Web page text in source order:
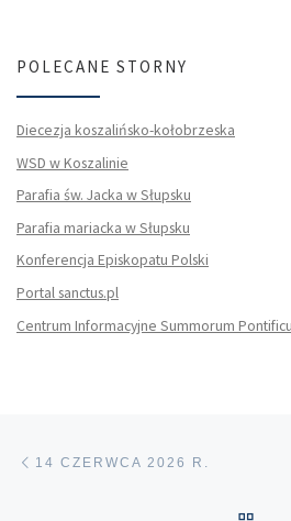
POLECANE STORNY
Diecezja koszalińsko-kołobrzeska
WSD w Koszalinie
Parafia św. Jacka w Słupsku
Parafia mariacka w Słupsku
Konferencja Episkopatu Polski
Portal sanctus.pl
Centrum Informacyjne Summorum
14 CZERWCA 2026 R.